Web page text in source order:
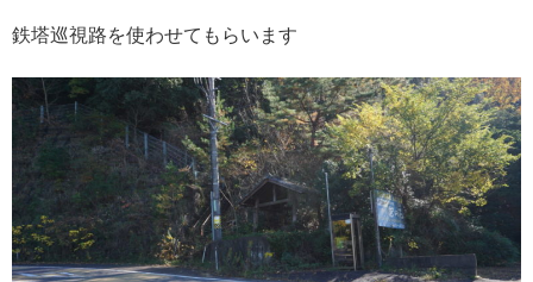
鉄塔巡視路を使わせてもらいます